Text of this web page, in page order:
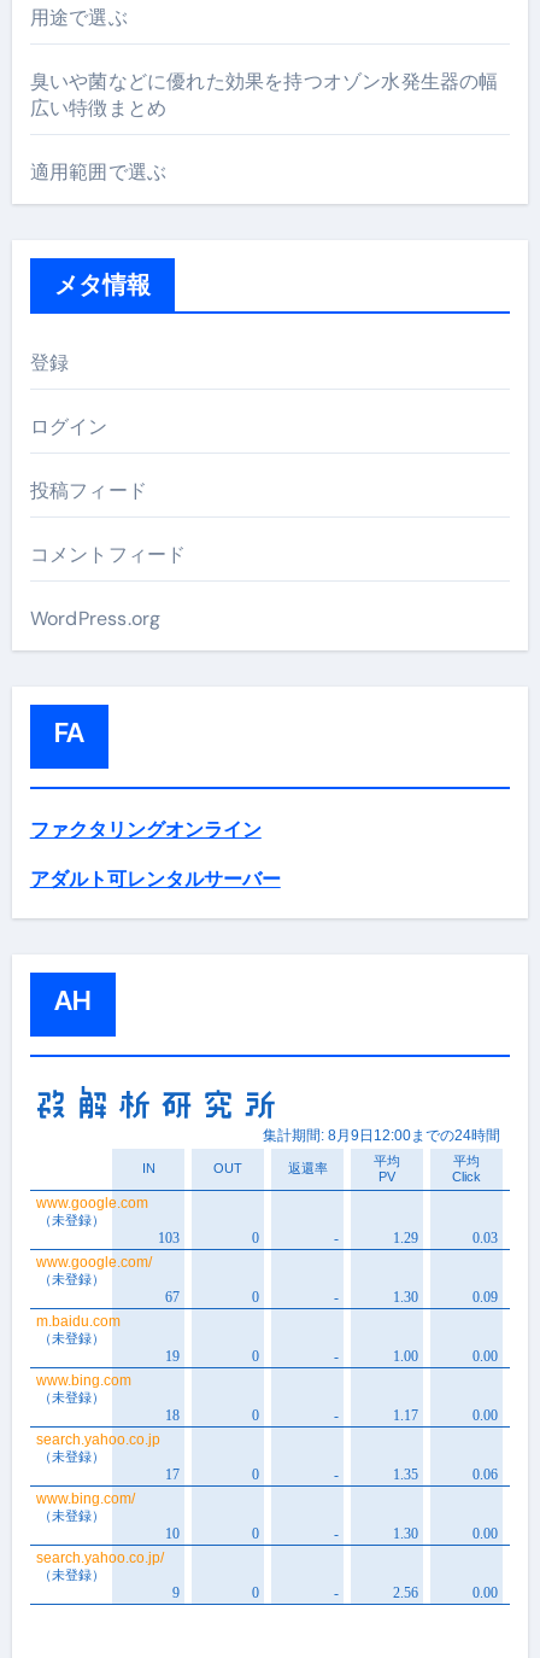
用途で選ぶ
臭いや菌などに優れた効果を持つオゾン水発生器の幅
広い特徴まとめ
適用範囲で選ぶ
メタ情報
登録
ログイン
投稿フィード
コメントフィード
WordPress.org
FA
ファクタリングオンライン
アダルト可レンタルサーバー
AH